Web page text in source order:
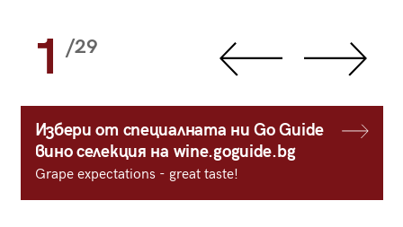
1 /29
Избери от специалната ни Go Guide
вино селекция на wine.goguide.bg
Grape expectations - great taste!